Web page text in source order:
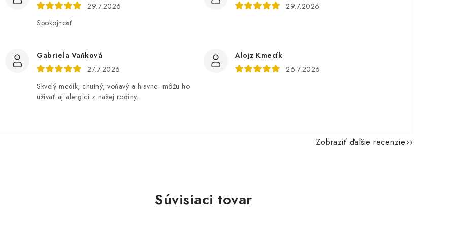
29.7.2026
Spokojnosť
29.7.2026
Gabriela Vaňková
27.7.2026
Skvelý medík, chutný, voňavý a hlavne- môžu ho
užívať aj alergici z našej rodiny..
Alojz Kmecík
26.7.2026
Zobraziť ďalšie recenzie
Súvisiaci tovar